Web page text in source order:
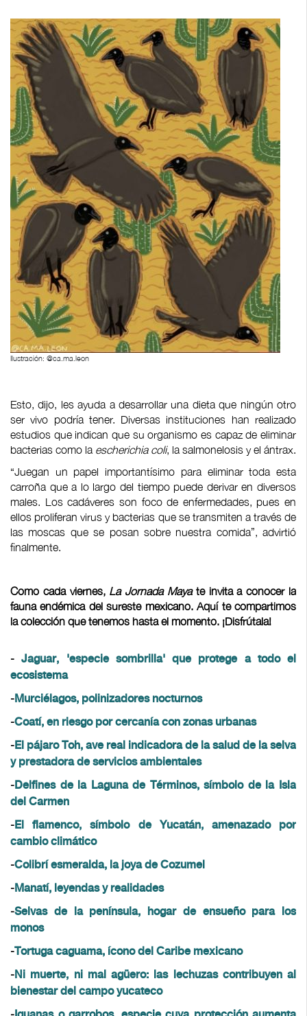
Ilustración: @ca.ma.leon
Esto, dijo, les ayuda a desarrollar una dieta que ningún otro
ser vivo podría tener. Diversas instituciones han realizado
estudios que indican que su organismo es capaz de eliminar
bacterias como la escherichia coli, la salmonelosis y el ántrax.
“Juegan un papel importantísimo para eliminar toda esta
carroña que a lo largo del tiempo puede derivar en diversos
males. Los cadáveres son foco de enfermedades, pues en
ellos proliferan virus y bacterias que se transmiten a través de
las moscas que se posan sobre nuestra comida”, advirtió
finalmente.
Como cada viernes, La Jornada Maya te invita a conocer la
fauna endémica del sureste mexicano. Aquí te compartimos
la colección que tenemos hasta el momento. ¡Disfrútala!
-Jaguar, 'especie sombrilla' que protege a todo el
ecosistema
-Murciélagos, polinizadores nocturnos
-Coatí, en riesgo por cercanía con zonas urbanas
-El pájaro Toh, ave real indicadora de la salud de la selva
y prestadora de servicios ambientales
-Delfines de la Laguna de Términos, símbolo de la Isla
del Carmen
-El flamenco, símbolo de Yucatán, amenazado por
cambio climático
-Colibrí esmeralda, la joya de Cozumel
-Manatí, leyendas y realidades
-Selvas de la península, hogar de ensueño para los
monos
-Tortuga caguama, ícono del Caribe mexicano
-Ni muerte, ni mal agüero: las lechuzas contribuyen al
bienestar del campo yucateco